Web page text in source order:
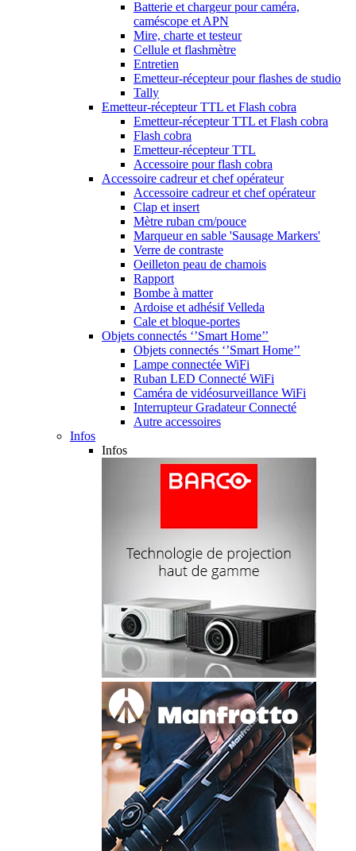
Batterie et chargeur pour caméra,
caméscope et APN
Mire, charte et testeur
Cellule et flashmètre
Entretien
Emetteur-récepteur pour flashes de studio
Tally
Emetteur-récepteur TTL et Flash cobra
Emetteur-récepteur TTL et Flash cobra
Flash cobra
Emetteur-récepteur TTL
Accessoire pour flash cobra
Accessoire cadreur et chef opérateur
Accessoire cadreur et chef opérateur
Clap et insert
Mètre ruban cm/pouce
Marqueur en sable 'Sausage Markers'
Verre de contraste
Oeilleton peau de chamois
Rapport
Bombe à matter
Ardoise et adhésif Velleda
Cale et bloque-portes
Objets connectés ‘’Smart Home’’
Objets connectés ‘’Smart Home’’
Lampe connectée WiFi
Ruban LED Connecté WiFi
Caméra de vidéosurveillance WiFi
Interrupteur Gradateur Connecté
Autre accessoires
Infos
Infos